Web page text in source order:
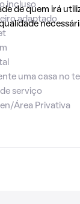
de quem irá
incluso
adaptado
uma casa no
serviço
Área Privativa